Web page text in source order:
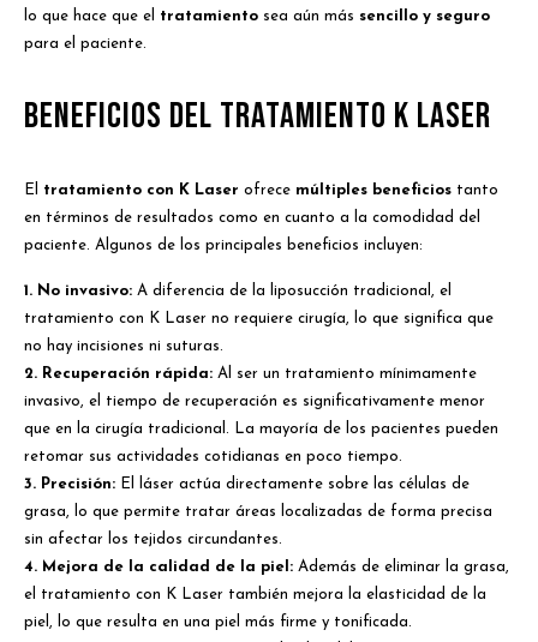
lo que hace que el tratamiento sea aún más sencillo y seguro
para el paciente.
Beneficios del Tratamiento K Laser
El tratamiento con K Laser ofrece múltiples beneficios tanto
en términos de resultados como en cuanto a la comodidad del
paciente. Algunos de los principales beneficios incluyen:
1. No invasivo: A diferencia de la liposucción tradicional, el
tratamiento con K Laser no requiere cirugía, lo que significa que
no hay incisiones ni suturas.
2. Recuperación rápida: Al ser un tratamiento mínimamente
invasivo, el tiempo de recuperación es significativamente menor
que en la cirugía tradicional. La mayoría de los pacientes pueden
retomar sus actividades cotidianas en poco tiempo.
3. Precisión: El láser actúa directamente sobre las células de
grasa, lo que permite tratar áreas localizadas de forma precisa
sin afectar los tejidos circundantes.
4. Mejora de la calidad de la piel: Además de eliminar la grasa,
el tratamiento con K Laser también mejora la elasticidad de la
piel, lo que resulta en una piel más firme y tonificada.